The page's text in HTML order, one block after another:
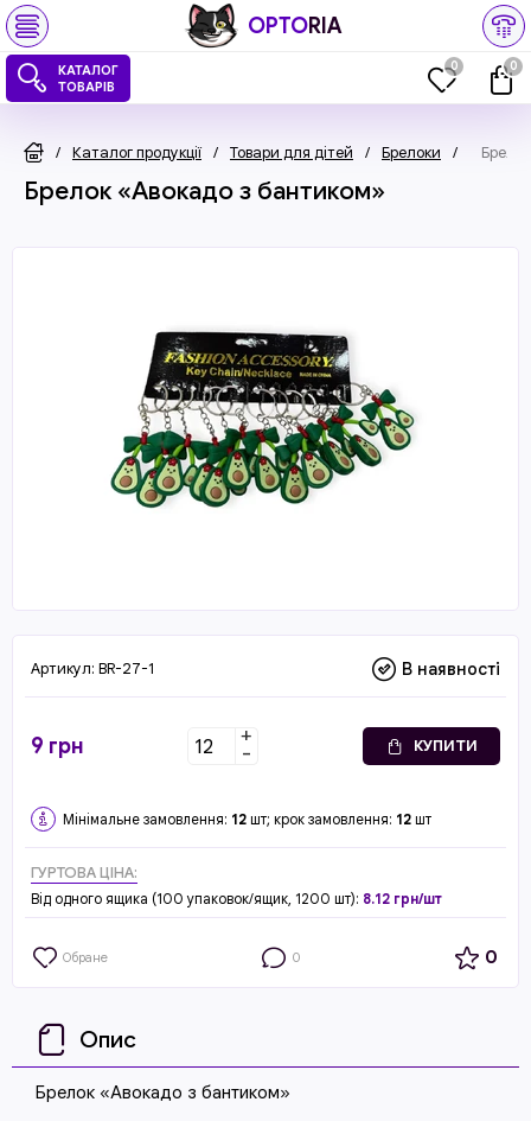
OPTORIA
КАТАЛОГ
ТОВАРІВ
0 0
/ Каталог продукції / Товари для дітей / Брелоки /
Брелок «Авокадо з бантиком»
Артикул: BR-27-1 В наявності
9 грн +
- КУПИТИ
Мінімальне замовлення: 12 шт; крок замовлення: 12 шт
ГУРТОВА ЦІНА:
Від одного ящика (100 упаковок/ящик, 1200 шт): 8.12 грн/шт
Обране 0 0
Опис
Брелок «Авокадо з бантиком»